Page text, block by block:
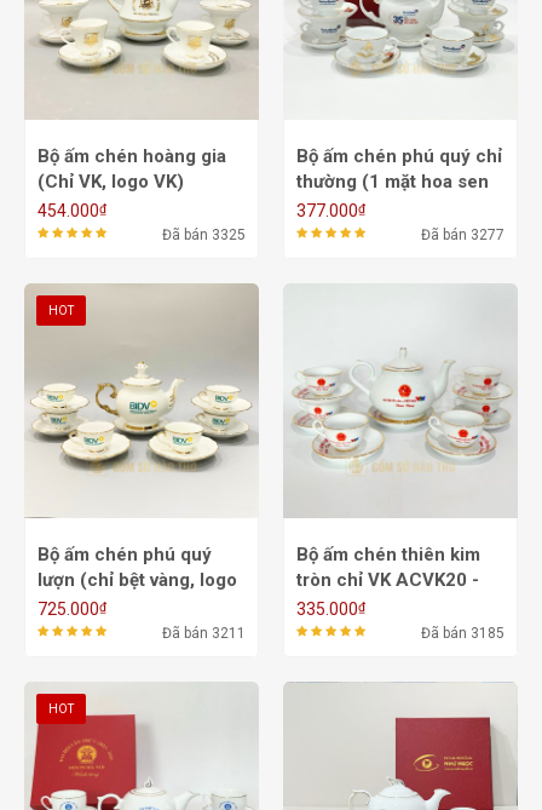
Bộ ấm chén hoàng gia
(Chỉ VK, logo VK)
ACVK14A - 650ml
454.000₫
Đã bán 3325
Bộ ấm chén phú quý chỉ
thường (1 mặt hoa sen
VK, 1 mặt logo màu)
ACVK5 - 500/700ml
377.000₫
Đã bán 3277
HOT
Bộ ấm chén phú quý
lượn (chỉ bệt vàng, logo
màu) ACVK7 - 700ml
725.000₫
Đã bán 3211
Bộ ấm chén thiên kim
tròn chỉ VK ACVK20 -
650ml
335.000₫
Đã bán 3185
HOT